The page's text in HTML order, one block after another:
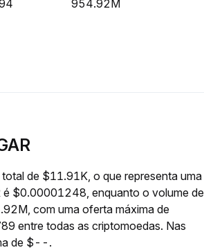
954.92M
de $11.91K, o que representa uma
é $0.00001248, enquanto o volume de
com uma oferta máxima de
entre todas as criptomoedas. Nas
de $--.